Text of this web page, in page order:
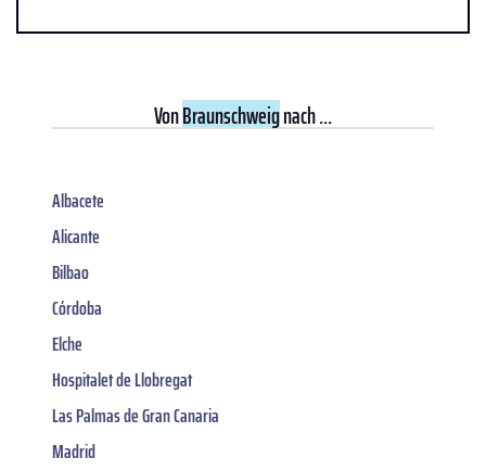
VonBraunschweignach ...
Albacete
Alicante
Bilbao
Córdoba
Elche
Hospitalet de Llobregat
Las Palmas de Gran Canaria
Madrid